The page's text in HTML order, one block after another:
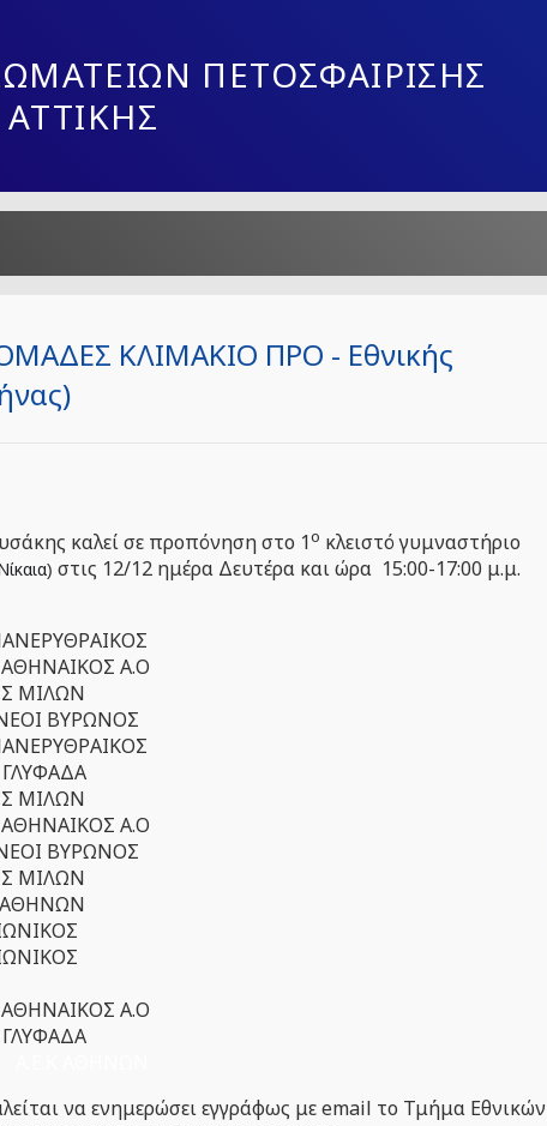
ΠΕΤΟΣΦΑΙΡΙΣΗΣ
ΚΛΙΜΑΚΙΟ ΠΡΟ - Εθνικής
καλεί σε προπόνηση στο 1ο κλειστό γυμναστήριο
) στις 12/12 ημέρα Δευτέρα και ώρα 15:00-17:00 μ.μ.
Α.Ο
ΜΙΛΩΝ
ΒΥΡΩΝΟΣ
ΜΙΛΩΝ
Α.Ο
ΒΥΡΩΝΟΣ
ΜΙΛΩΝ
ΑΘΗΝΩΝ
Α.Ο
να ενημερώσει εγγράφως μεemail το Τμήμα Εθνικών